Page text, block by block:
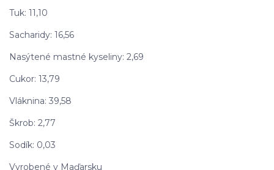
Tuk: 11,10
Sacharidy: 16,56
Nasýtené mastné kyseliny: 2,69
Cukor: 13,79
Vláknina: 39,58
Škrob: 2,77
Sodík: 0,03
Vyrobené v Maďarsku